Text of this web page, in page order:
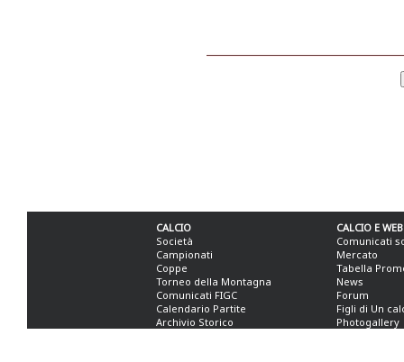
CALCIO
Società
Campionati
Coppe
Torneo della Montagna
Comunicati FIGC
Calendario Partite
Archivio Storico
CALCIO E WEB
Comunicati
Mercato
Tabella
News
Forum
Figli di Un
Photogallery